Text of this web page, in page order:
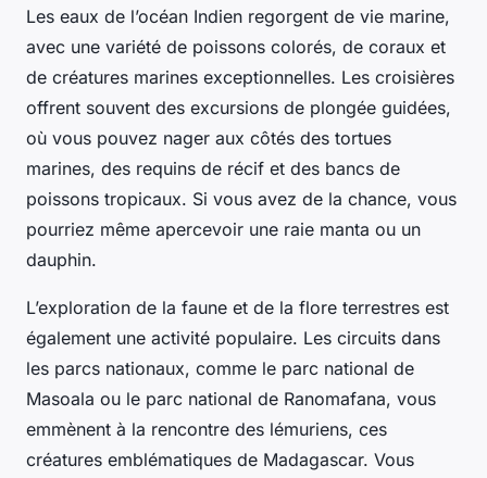
Les eaux de l’océan Indien regorgent de vie marine,
avec une variété de poissons colorés, de coraux et
de créatures marines exceptionnelles. Les croisières
offrent souvent des excursions de plongée guidées,
où vous pouvez nager aux côtés des tortues
marines, des requins de récif et des bancs de
poissons tropicaux. Si vous avez de la chance, vous
pourriez même apercevoir une raie manta ou un
dauphin.
L’exploration de la faune et de la flore terrestres est
également une activité populaire. Les circuits dans
les parcs nationaux, comme le parc national de
Masoala ou le parc national de Ranomafana, vous
emmènent à la rencontre des lémuriens, ces
créatures emblématiques de Madagascar. Vous